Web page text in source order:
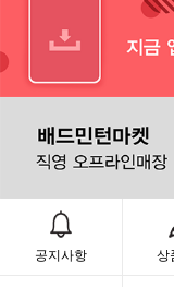
공지사항 상